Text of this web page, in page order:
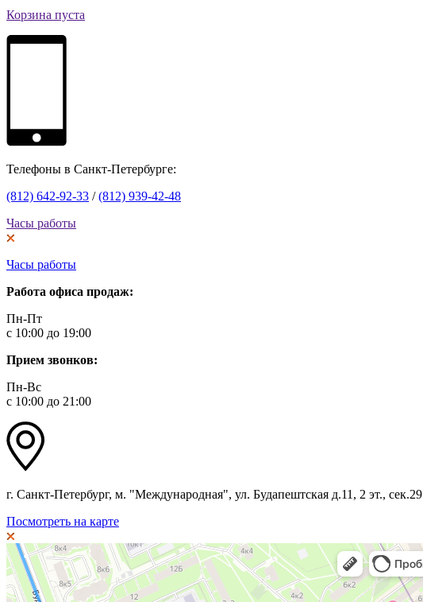
Корзина пуста
Телефоны в Санкт-Петербурге:
(812) 642-92-33 /(812) 939-42-48
Часы работы
Часы работы
Работа офиса продаж:
Пн-Пт
с 10:00 до 19:00
Прием звонков:
Пн-Вс
с 10:00 до 21:00
г. Санкт-Петербург, м. "Международная", ул. Будапештская д.11, 2 эт., сек.29
Посмотреть на карте